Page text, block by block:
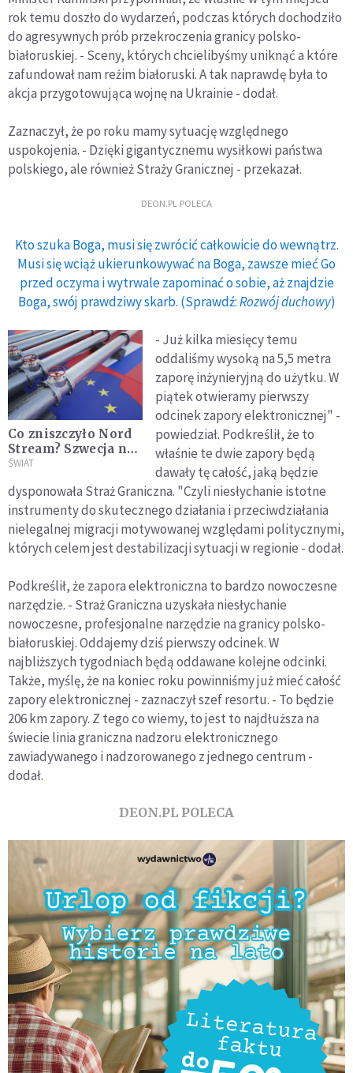
rok temu doszło do wydarzeń, podczas których dochodziło
do agresywnych prób przekroczenia granicy polsko-
białoruskiej. - Sceny, których chcielibyśmy uniknąć a które
zafundował nam reżim białoruski. A tak naprawdę była to
akcja przygotowująca wojnę na Ukrainie - dodał.
Zaznaczył, że po roku mamy sytuację względnego
uspokojenia. - Dzięki gigantycznemu wysiłkowi państwa
polskiego, ale również Straży Granicznej - przekazał.
DEON.PL POLECA
Kto szuka Boga, musi się zwrócić całkowicie do wewnątrz.
Musi się wciąż ukierunkowywać na Boga, zawsze mieć Go
przed oczyma i wytrwale zapominać o sobie, aż znajdzie
Boga, swój prawdziwy skarb. (Sprawdź:Rozwój duchowy)
Co zniszczyło Nord
Stream? Szwecja nie
ma wątpliwości: to
ŚWIAT
- Już kilka miesięcy temu
oddaliśmy wysoką na 5,5 metra
zaporę inżynieryjną do użytku. W
piątek otwieramy pierwszy
odcinek zapory elektronicznej" -
powiedział. Podkreślił, że to
właśnie te dwie zapory będą
dawały tę całość, jaką będzie
dysponowała Straż Graniczna. "Czyli niesłychanie istotne
instrumenty do skutecznego działania i przeciwdziałania
nielegalnej migracji motywowanej względami politycznymi,
których celem jest destabilizacji sytuacji w regionie - dodał.
Podkreślił, że zapora elektroniczna to bardzo nowoczesne
narzędzie. - Straż Graniczna uzyskała niesłychanie
nowoczesne, profesjonalne narzędzie na granicy polsko-
białoruskiej. Oddajemy dziś pierwszy odcinek. W
najbliższych tygodniach będą oddawane kolejne odcinki.
Także, myślę, że na koniec roku powinniśmy już mieć całość
zapory elektronicznej - zaznaczył szef resortu. - To będzie
206 km zapory. Z tego co wiemy, to jest to najdłuższa na
świecie linia graniczna nadzoru elektronicznego
zawiadywanego i nadzorowanego z jednego centrum -
dodał.
DEON.PL POLECA